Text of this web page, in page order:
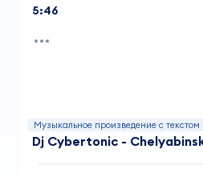
5:46
Музыкальное произведение с текстом
Dj Cybertonic -